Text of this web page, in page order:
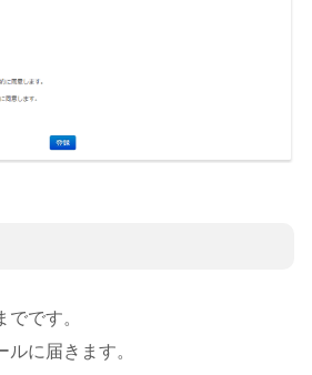
です。
に届きます。